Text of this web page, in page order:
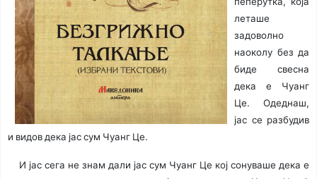
леташе
задоволно
наоколу без да
биде свесна
дека е Чуанг
Це. Одеднаш,
јас се разбудив
и видов дека јас сум Чуанг Це.
И јас сега не знам дали јас сум Чуанг Це кој сонуваше дека е